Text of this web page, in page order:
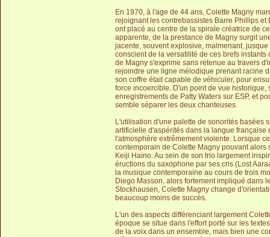
En 1970, à l'age de 44 ans, Colette Magny
rejoignant les contrebassistes Barre Phillips
ont placé au centre de la spirale créatrice de
apparente, de la prestance de Magny surgit
jacente, souvent explosive, malmenant,
conscient de la versatilité de ces brefs
de Magny s'exprime sans retenue au travers
rejoindre une ligne mélodique prenant racine
son coffre était capable de véhiculer, pour
force incoercible. D'un point de vue
enregistrements de Patty Waters sur ESP, et
semble séparer les deux chanteuses.
L'utilisation d'une palette de sonorités basées
artificielle d'aspérités dans la langue
l'atmosphère extrêmement violente. Lorsque
contemporain de Colette Magny pouvant
Keiji Haino. Au sein de son trio largement
éructions du saxophone par ses cris (Lost
la musique contemporaine au cours de trois
Diego Masson, alors fortement impliqué dans
Stockhausen, Colette Magny change
beaucoup moins de succès.
L'un des aspects différenciant largement
époque se situe dans l'effort porté sur les
de la voix dans un ensemble, mais bien une